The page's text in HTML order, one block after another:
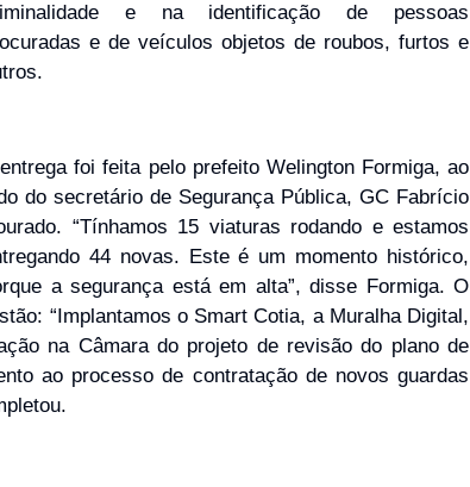
e na identificação de pessoas
e de veículos objetos de roubos, furtos e
foi feita pelo prefeito Welington Formiga, ao
do secretário de Segurança Pública, GC Fabrício
“Tínhamos 15 viaturas rodando e estamos
44 novas. Este é um momento histórico,
a segurança está em alta”, disse Formiga. O
“Implantamos o Smart Cotia, a Muralha Digital,
na Câmara do projeto de revisão do plano de
ao processo de contratação de novos guardas